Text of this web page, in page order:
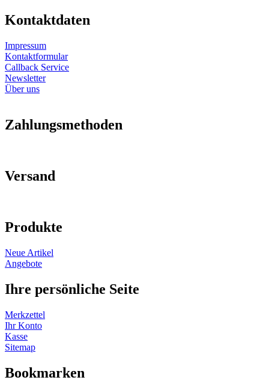
Kontaktdaten
Impressum
Kontaktformular
Callback Service
Newsletter
Über uns
Zahlungsmethoden
Versand
Produkte
Neue Artikel
Angebote
Ihre persönliche Seite
Merkzettel
Ihr Konto
Kasse
Sitemap
Bookmarken